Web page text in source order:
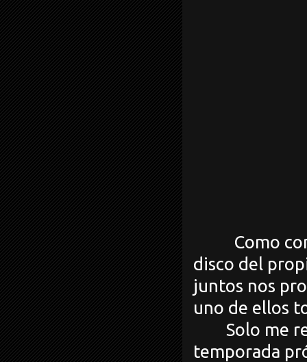
Como
disco del
juntos nos
uno de ellos
Solo me
temporada